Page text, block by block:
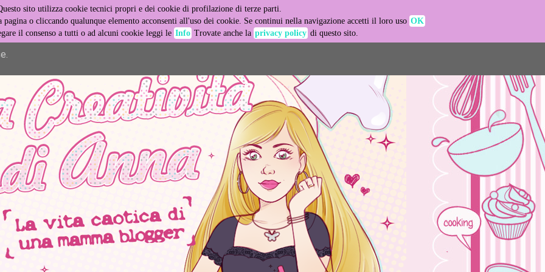
sito utilizza cookie tecnici propri e dei cookie di profilazione di terze parti.
pagina o cliccando qualunque elemento acconsenti all'uso dei cookie. Se continui nella navigazione accetti il loro uso OK
il consenso a tutti o ad alcuni cookie leggi le Info Trovate anche la privacy policy di questo sito.
its services and to analyze traffic. Your IP address and user-agent
and security metrics to ensure quality of service, generate usage
LEARN MORE